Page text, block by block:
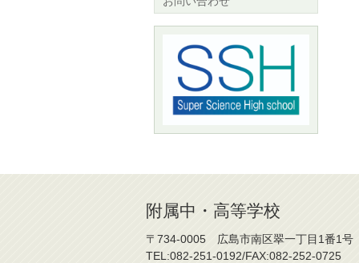
附属中・高等学校
〒734-0005 広島市南区翠一丁目1番1号
TEL:082-251-0192/FAX:082-252-0725